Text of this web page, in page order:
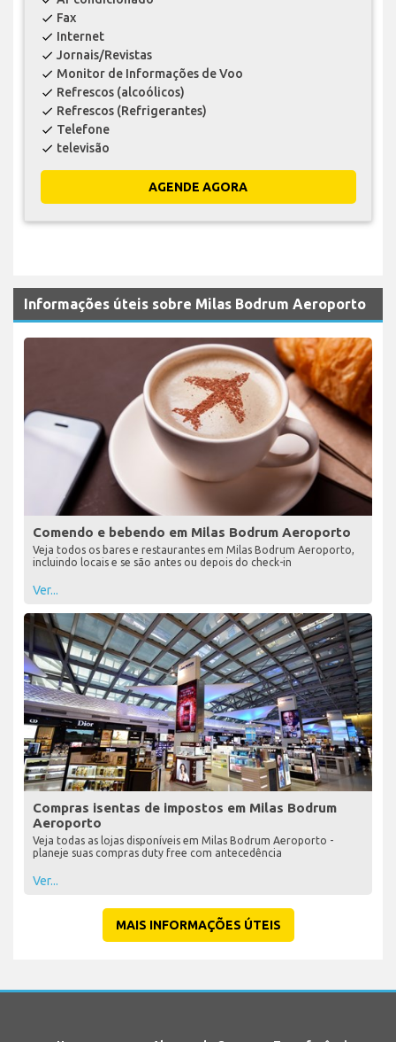
check Fax
check Internet
check Jornais/Revistas
check Monitor de Informações de Voo
check Refrescos (alcoólicos)
check Refrescos (Refrigerantes)
check Telefone
check televisão
AGENDE AGORA
Informações úteis sobre Milas Bodrum Aeroporto
Comendo e bebendo em Milas Bodrum Aeroporto
Veja todos os bares e restaurantes em Milas Bodrum Aeroporto,
incluindo locais e se são antes ou depois do check-in
Ver...
Compras isentas de impostos em Milas Bodrum
Aeroporto
Veja todas as lojas disponíveis em Milas Bodrum Aeroporto -
planeje suas compras duty free com antecedência
Ver...
MAIS INFORMAÇÕES ÚTEIS